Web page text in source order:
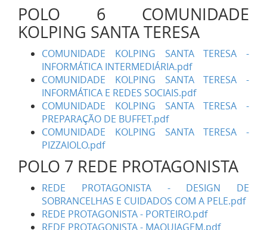
POLO 6 COMUNIDADE
KOLPING SANTA TERESA
COMUNIDADE KOLPING SANTA TERESA -
INFORMÁTICA INTERMEDIÁRIA.pdf
COMUNIDADE KOLPING SANTA TERESA -
INFORMÁTICA E REDES SOCIAIS.pdf
COMUNIDADE KOLPING SANTA TERESA -
PREPARAÇÃO DE BUFFET.pdf
COMUNIDADE KOLPING SANTA TERESA -
PIZZAIOLO.pdf
POLO 7 REDE PROTAGONISTA
REDE PROTAGONISTA - DESIGN DE
SOBRANCELHAS E CUIDADOS COM A PELE.pdf
REDE PROTAGONISTA - PORTEIRO.pdf
REDE PROTAGONISTA - MAQUIAGEM.pdf